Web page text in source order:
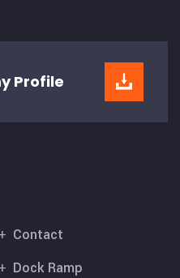
Profile
Contact
Dock Ramp